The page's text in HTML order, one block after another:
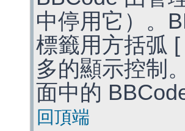
中停用它）。
標籤用方括弧
多的顯示控制
面中的
回頂端